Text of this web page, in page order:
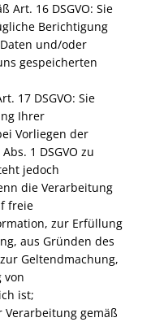
Art. 16 DSGVO: Sie
Berichtigung
und/oder
gespeicherten
17 DSGVO: Sie
Ihrer
Vorliegen der
1 DSGVO zu
jedoch
die Verarbeitung
freie
zur Erfüllung
aus Gründen des
Geltendmachung,
von
ist;
Verarbeitung gemäß